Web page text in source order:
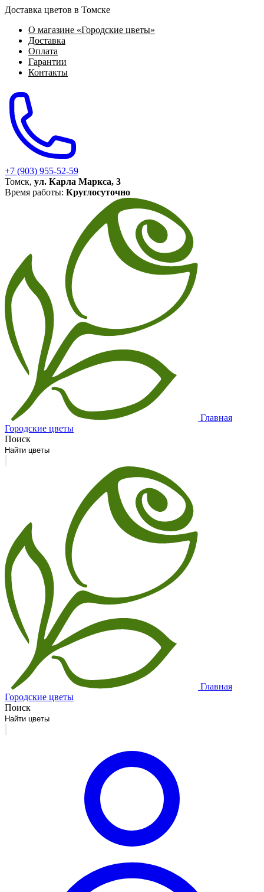
Доставка цветов в Томске
О магазине «Городские цветы»
Доставка
Оплата
Гарантии
Контакты
+7 (903) 955-52-59
Томск, ул. Карла Маркса, 3
Время работы: Круглосуточно
Главная
Городские цветы
Поиск
Главная
Городские цветы
Поиск